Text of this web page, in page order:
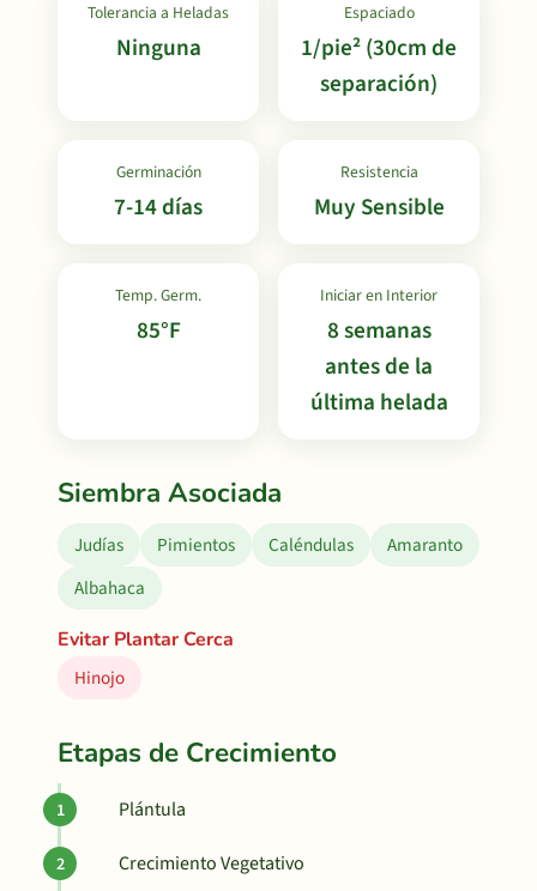
Tolerancia a Heladas
Ninguna
Espaciado
1/pie² (30cm de
separación)
Germinación
7-14 días
Resistencia
Muy Sensible
Temp. Germ.
85°F
Iniciar en Interior
8 semanas
antes de la
última helada
Siembra Asociada
Judías Pimientos Caléndulas
Amaranto
Albahaca
Evitar Plantar Cerca
Hinojo
Etapas de Crecimiento
Plántula
Crecimiento Vegetativo